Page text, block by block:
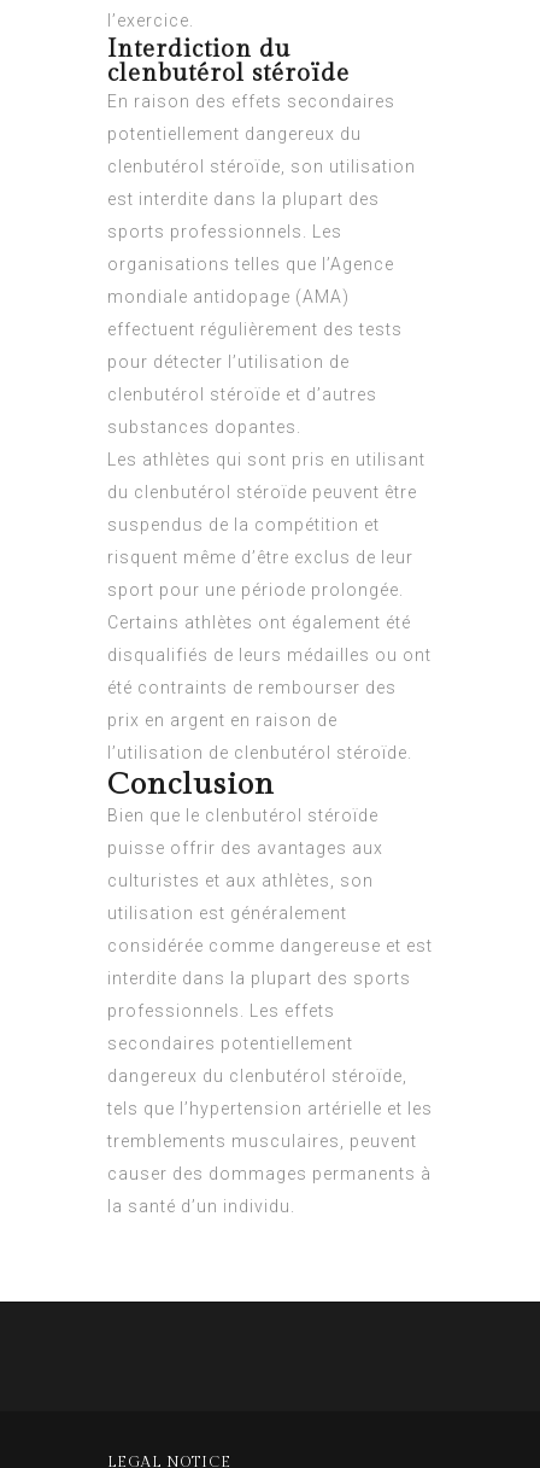
l’exercice.
Interdiction du
clenbutérol stéroïde
En raison des effets secondaires
potentiellement dangereux du
clenbutérol stéroïde, son utilisation
est interdite dans la plupart des
sports professionnels. Les
organisations telles que l’Agence
mondiale antidopage (AMA)
effectuent régulièrement des tests
pour détecter l’utilisation de
clenbutérol stéroïde et d’autres
substances dopantes.
Les athlètes qui sont pris en utilisant
du clenbutérol stéroïde peuvent être
suspendus de la compétition et
risquent même d’être exclus de leur
sport pour une période prolongée.
Certains athlètes ont également été
disqualifiés de leurs médailles ou ont
été contraints de rembourser des
prix en argent en raison de
l’utilisation de clenbutérol stéroïde.
Conclusion
Bien que le clenbutérol stéroïde
puisse offrir des avantages aux
culturistes et aux athlètes, son
utilisation est généralement
considérée comme dangereuse et est
interdite dans la plupart des sports
professionnels. Les effets
secondaires potentiellement
dangereux du clenbutérol stéroïde,
tels que l’hypertension artérielle et les
tremblements musculaires, peuvent
causer des dommages permanents à
la santé d’un individu.
LEGAL NOTICE